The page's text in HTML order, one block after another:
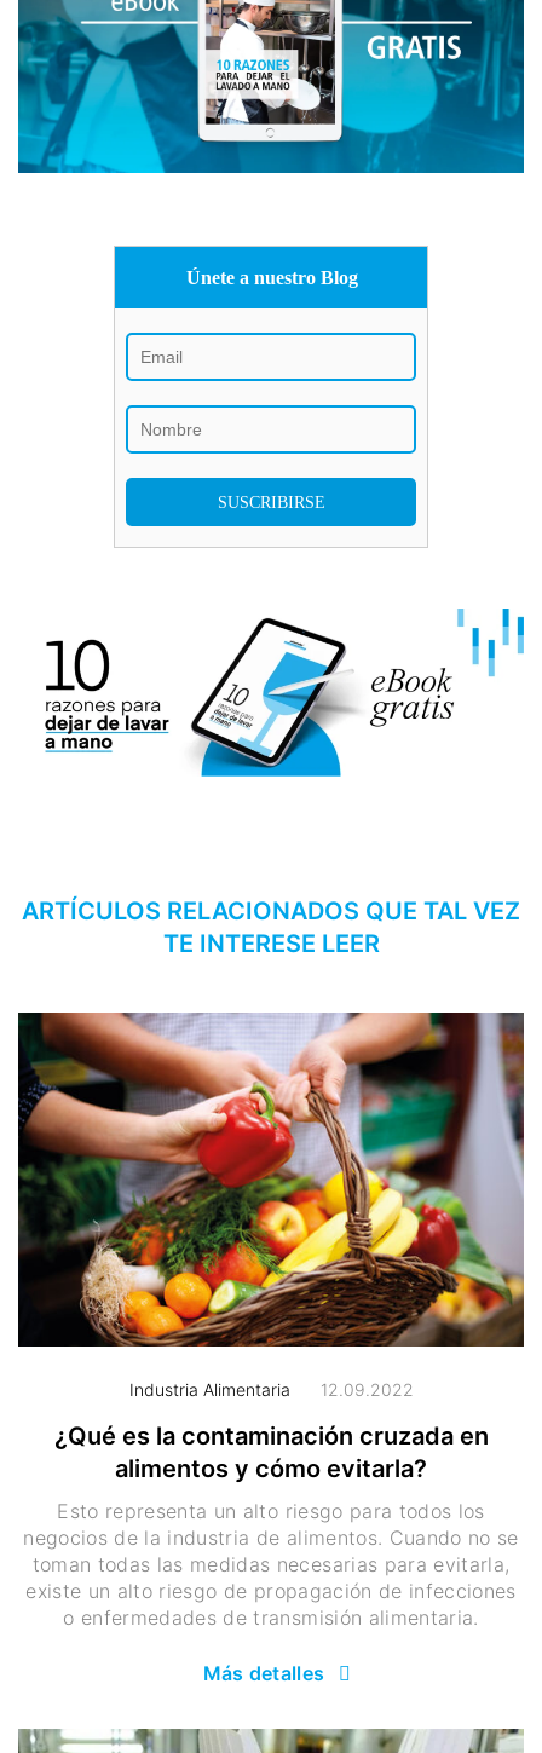
Únete a nuestro Blog
ARTÍCULOS RELACIONADOS QUE TAL VEZ
TE INTERESE LEER
Industria Alimentaria 12.09.2022
¿Qué es la contaminación cruzada en
alimentos y cómo evitarla?
Esto representa un alto riesgo para todos los
negocios de la industria de alimentos. Cuando no se
toman todas las medidas necesarias para evitarla,
existe un alto riesgo de propagación de infecciones
o enfermedades de transmisión alimentaria.
Más detalles